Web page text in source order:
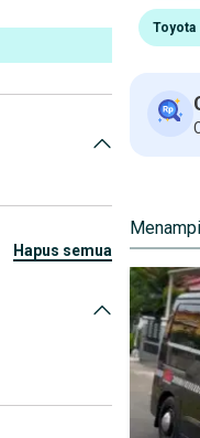
hapus semua
Toyota